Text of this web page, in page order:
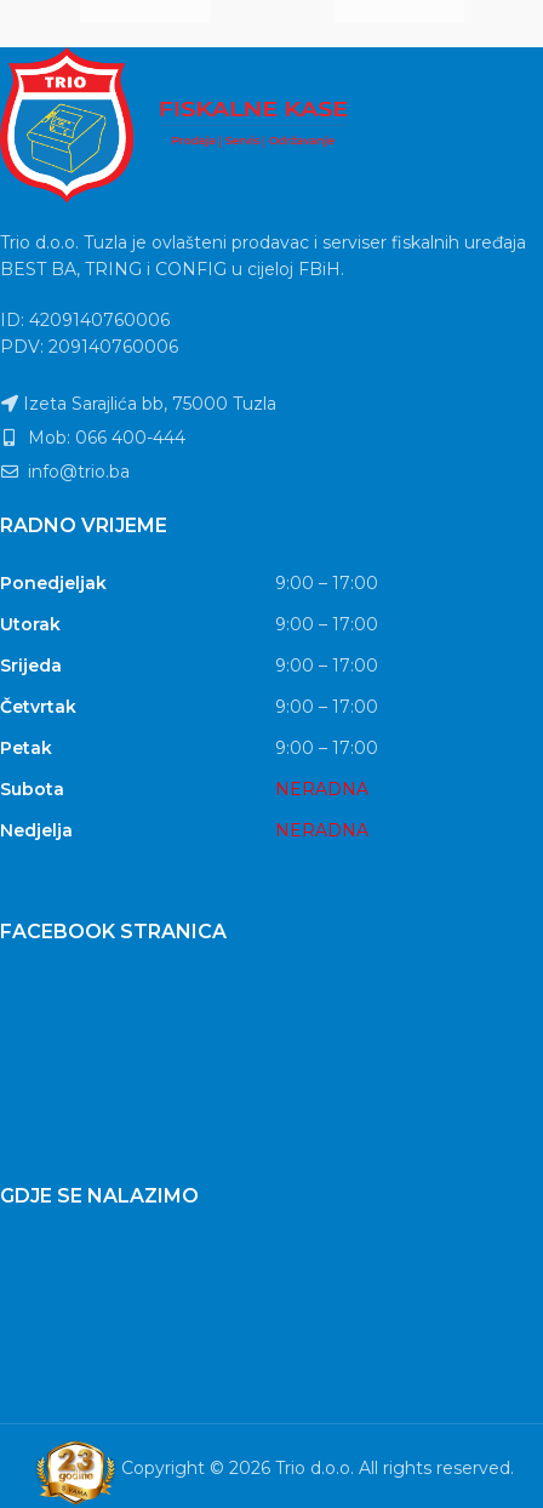
Trio d.o.o. Tuzla je ovlašteni prodavac i serviser fiskalnih uređaja
BEST BA, TRING i CONFIG u cijeloj FBiH.
ID: 4209140760006
PDV: 209140760006
Izeta Sarajlića bb, 75000 Tuzla
Mob: 066 400-444
info@trio.ba
RADNO VRIJEME
Ponedjeljak
9:00 – 17:00
Utorak
9:00 – 17:00
Srijeda
9:00 – 17:00
Četvrtak
9:00 – 17:00
Petak
9:00 – 17:00
Subota
NERADNA
Nedjelja
NERADNA
FACEBOOK STRANICA
GDJE SE NALAZIMO
Copyright © 2026 Trio d.o.o. All rights reserved.